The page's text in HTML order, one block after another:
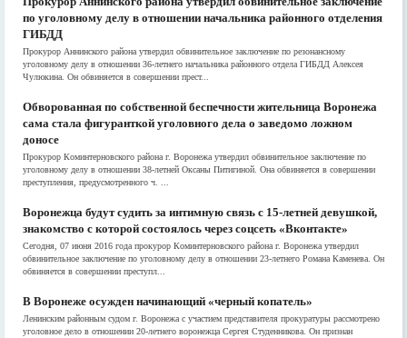
по уголовному делу в отношении начальника районного отделения
ГИБДД
Прокурор Аннинского района утвердил обвинительное заключение по резонансному
уголовному делу в отношении 36-летнего начальника районного отдела ГИБДД Алексея
Чулюкина. Он обвиняется в совершении прест...
Обворованная по собственной беспечности жительница Воронежа
сама стала фигуранткой уголовного дела о заведомо ложном
доносе
Прокурор Коминтерновского района г. Воронежа утвердил обвинительное заключение по
уголовному делу в отношении 38-летней Оксаны Питигиной. Она обвиняется в совершении
преступления, предусмотренного ч. ...
Воронежца будут судить за интимную связь с 15-летней девушкой,
знакомство с которой состоялось через соцсеть «Вконтакте»
Сегодня, 07 июня 2016 года прокурор Коминтерновского района г. Воронежа утвердил
обвинительное заключение по уголовному делу в отношении 23-летнего Романа Каменева. Он
обвиняется в совершении преступл...
В Воронеже осужден начинающий «черный копатель»
Ленинским районным судом г. Воронежа с участием представителя прокуратуры рассмотрено
уголовное дело в отношении 20-летнего воронежца Сергея Студенникова. Он признан